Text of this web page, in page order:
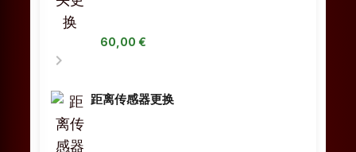
60,00 €
chevron_right
距离传感器更换